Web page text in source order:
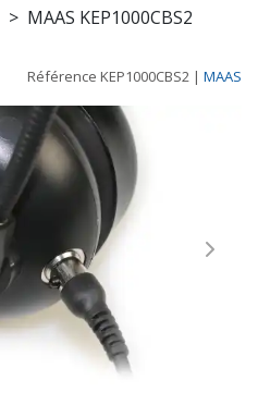
MAAS KEP1000CBS2
Référence KEP1000CBS2 | MAAS
Next